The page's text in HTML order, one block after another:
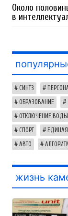
Около
в
СИНТЗ
ОБРАЗОВАНИЕ
ОТКЛЮЧЕНИЕ ВОДЫ
СПОРТ
АВТО
жизнь